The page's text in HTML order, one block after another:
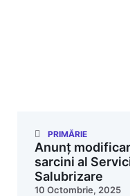
PRIMĂRIE
Anunț
sarcini al
Salubrizare
10 Octombrie, 2025